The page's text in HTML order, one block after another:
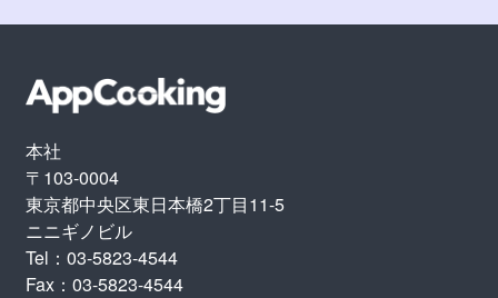
本社
〒103-0004
東京都中央区東日本橋2丁目11-5
ニニギノビル
Tel：03-5823-4544
Fax：03-5823-4544